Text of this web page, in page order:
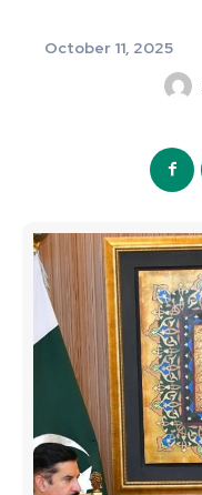
October 11, 2025